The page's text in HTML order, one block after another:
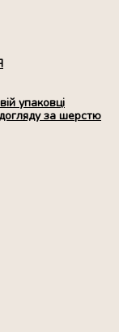
упаковці
за шерстю